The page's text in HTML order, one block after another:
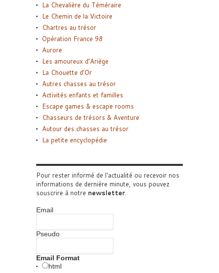
La Chevalière du Téméraire
Le Chemin de la Victoire
Chartres au trésor
Opération France 98
Aurore
Les amoureux d’Ariège
La Chouette d’Or
Autres chasses au trésor
Activités enfants et familles
Escape games & escape rooms
Chasseurs de trésors & Aventure
Autour des chasses au trésor
La petite encyclopédie
Pour rester informé de l'actualité ou recevoir nos
informations de dernière minute, vous pouvez
souscrire à notre newsletter.
Email
Pseudo
Email Format
html